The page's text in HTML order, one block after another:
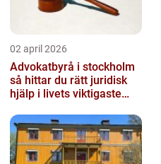
02 april 2026
Advokatbyrå i stockholm
så hittar du rätt juridisk
hjälp i livets viktigaste